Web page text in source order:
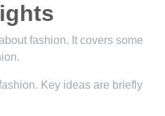
fashion. It covers some
Key ideas are briefly